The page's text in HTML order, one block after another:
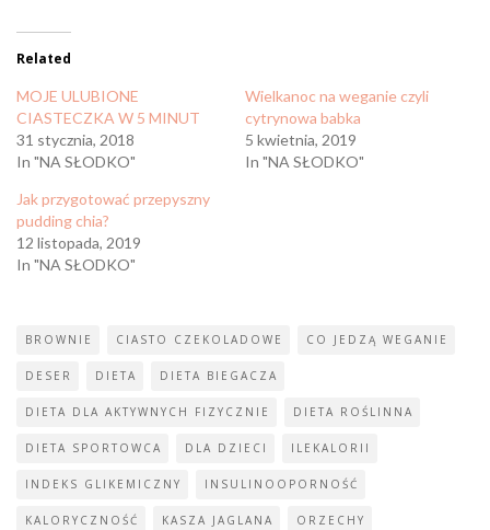
(Opens
new
Related
MOJE ULUBIONE
CIASTECZKA W 5 MINUT
31 stycznia, 2018
In "NA SŁODKO"
Wielkanoc na weganie czyli
cytrynowa babka
5 kwietnia, 2019
In "NA SŁODKO"
Jak przygotować przepyszny
pudding chia?
12 listopada, 2019
In "NA SŁODKO"
BROWNIE CIASTO CZEKOLADOWE CO JEDZĄ WEGANIE
DESER DIETA DIETA BIEGACZA
DIETA DLA AKTYWNYCH FIZYCZNIE DIETA ROŚLINNA
DIETA SPORTOWCA DLA DZIECI ILEKALORII
INDEKS GLIKEMICZNY INSULINOOPORNOŚĆ
KALORYCZNOŚĆ KASZA JAGLANA ORZECHY